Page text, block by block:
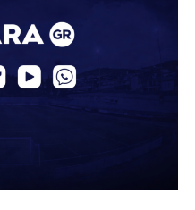
γεμάτη χρονιά στη Γ’
ΑΕΚ Β’, με την οποία
Super League 2, καθώς
την καριέρα του